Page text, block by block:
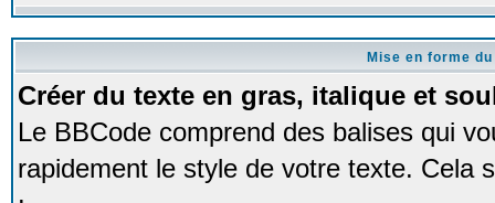
Mise en forme
Créer du texte en gras, italique et
Le BBCode comprend des balises qui
rapidement le style de votre texte. Cela